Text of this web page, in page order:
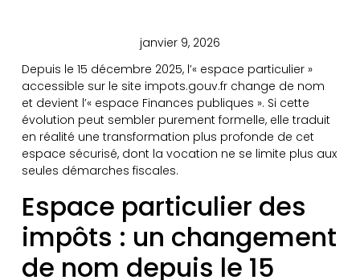
janvier 9, 2026
Depuis le 15 décembre 2025, l’« espace particulier »
accessible sur le site impots.gouv.fr change de nom
et devient l’« espace Finances publiques ». Si cette
évolution peut sembler purement formelle, elle traduit
en réalité une transformation plus profonde de cet
espace sécurisé, dont la vocation ne se limite plus aux
seules démarches fiscales.
Espace particulier des
impôts : un changement
de nom depuis le 15